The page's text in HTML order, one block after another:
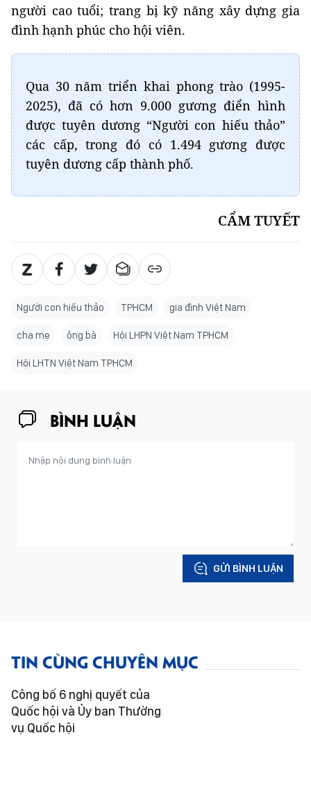
người cao tuổi; trang bị kỹ năng xây dựng gia
đình hạnh phúc cho hội viên.
Qua 30 năm triển khai phong trào (1995-
2025), đã có hơn 9.000 gương điển hình
được tuyên dương “Người con hiếu thảo”
các cấp, trong đó có 1.494 gương được
tuyên dương cấp thành phố.
CẨM TUYẾT
Người con hiếu thảo TPHCM gia đình Việt Nam
cha mẹ ông bà Hội LHPN Việt Nam TPHCM
Hội LHTN Việt Nam TPHCM
BÌNH LUẬN
GỬI BÌNH LUẬN
TIN CÙNG CHUYÊN MỤC
Công bố 6 nghị quyết của
Quốc hội và Ủy ban Thường
vụ Quốc hội